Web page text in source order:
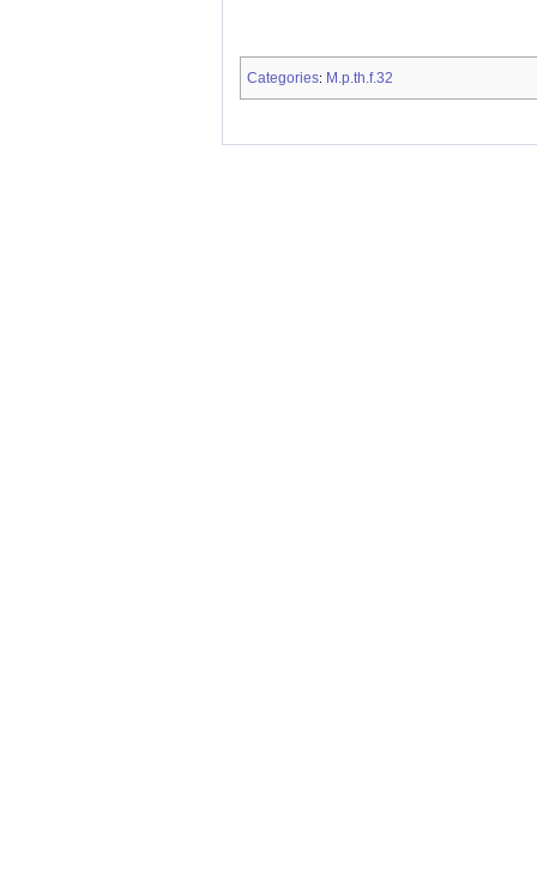
Categories: M.p.th.f.32